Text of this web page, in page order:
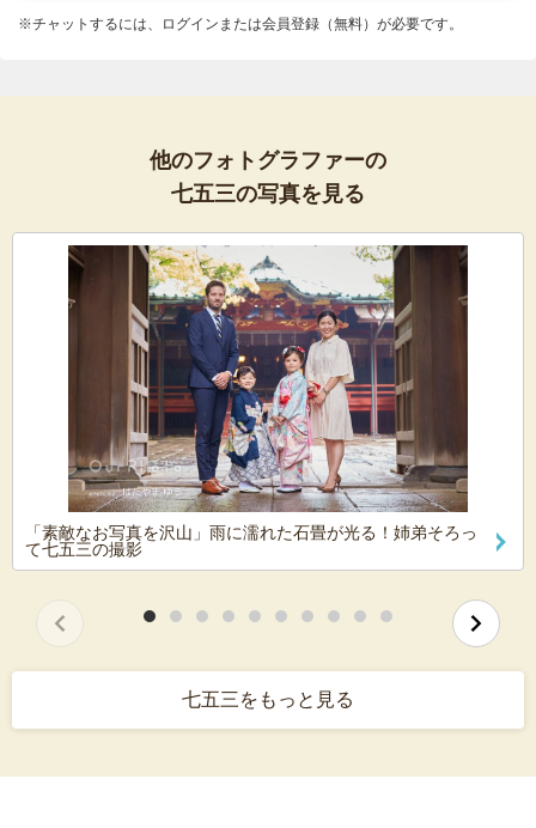
※チャットするには、ログインまたは会員登録（無料）が必要です。
他のフォトグラファーの
七五三の写真を見る
「素敵なお写真を沢山」雨に濡れた石畳が光る！姉弟そろっ
て七五三の撮影
七五三をもっと見る